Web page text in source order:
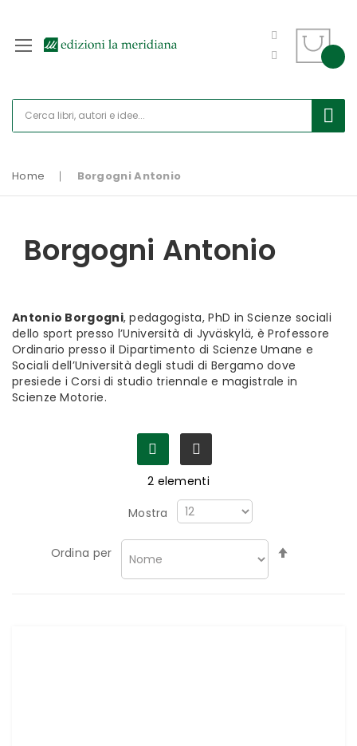
Home Borgogni Antonio
Borgogni Antonio
Antonio Borgogni, pedagogista, PhD in Scienze sociali
dello sport presso l’Università di Jyväskylä, è Professore
Ordinario presso il Dipartimento di Scienze Umane e
Sociali dell’Università degli studi di Bergamo dove
presiede i Corsi di studio triennale e magistrale in
Scienze Motorie.
2 elementi
Mostra
Ordina per